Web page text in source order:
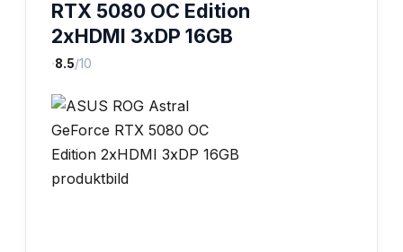
RTX 5080 OC Edition
2xHDMI 3xDP 16GB
·8.5/10